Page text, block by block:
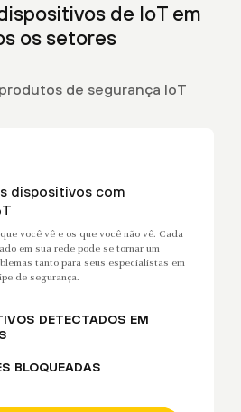
de IoT em
os setores
de segurança IoT
dispositivos com
você vê e os que você não vê. Cada
em sua rede pode se tornar um
tanto para seus especialistas em
de segurança.
DETECTADOS EM
BLOQUEADAS